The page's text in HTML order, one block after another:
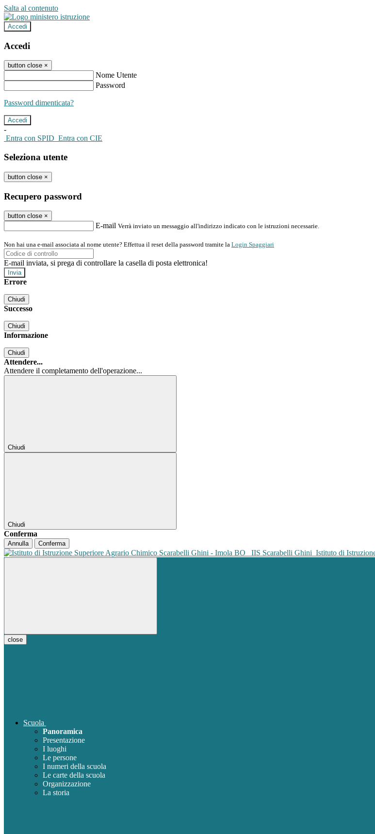
Salta al contenuto
Accedi
Accedi
button close ×
Nome Utente
Password
Password dimenticata?
-
Entra con SPID Entra con CIE
Seleziona utente
button close ×
Recupero password
button close ×
E-mail Verrà inviato un messaggio all'indirizzo indicato con le istruzioni necessarie.
Non hai una e-mail associata al nome utente? Effettua il reset della password tramite la Login Spaggiari
E-mail inviata, si prega di controllare la casella di posta elettronica!
Errore
Chiudi
Successo
Chiudi
Informazione
Chiudi
Attendere...
Attendere il completamento dell'operazione...
Chiudi
Chiudi
Conferma
Annulla Conferma
IIS Scarabelli Ghini Istituto di
close
Scuola
Panoramica
Presentazione
I luoghi
Le persone
I numeri della scuola
Le carte della scuola
Organizzazione
La storia